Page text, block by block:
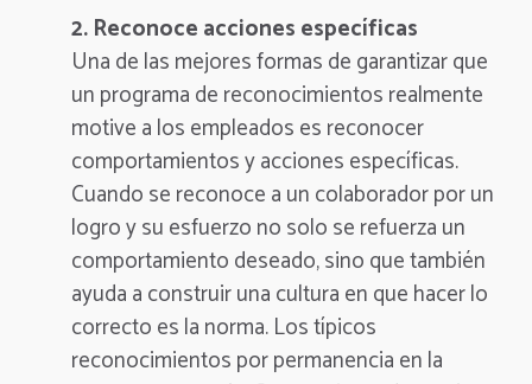
2. Reconoce acciones específicas
Una de las mejores formas de garantizar que
un programa de reconocimientos realmente
motive a los empleados es reconocer
comportamientos y acciones específicas.
Cuando se reconoce a un colaborador por un
logro y su esfuerzo no solo se refuerza un
comportamiento deseado, sino que también
ayuda a construir una cultura en que hacer lo
correcto es la norma. Los típicos
reconocimientos por permanencia en la